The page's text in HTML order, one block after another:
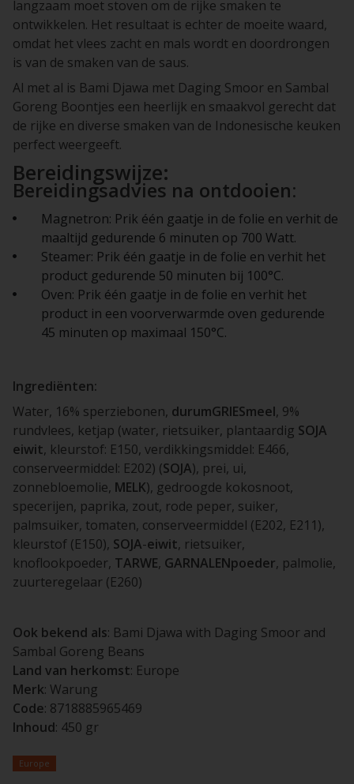
langzaam moet stoven om de rijke smaken te
ontwikkelen. Het resultaat is echter de moeite waard,
omdat het vlees zacht en mals wordt en doordrongen
is van de smaken van de saus.
Al met al is Bami Djawa met Daging Smoor en Sambal
Goreng Boontjes een heerlijk en smaakvol gerecht dat
de rijke en diverse smaken van de Indonesische keuken
perfect weergeeft.
Bereidingswijze:
Bereidingsadvies na ontdooien:
Magnetron: Prik één gaatje in de folie en verhit de
maaltijd gedurende 6 minuten op 700 Watt.
Steamer: Prik één gaatje in de folie en verhit het
product gedurende 50 minuten bij 100°C.
Oven: Prik één gaatje in de folie en verhit het
product in een voorverwarmde oven gedurende
45 minuten op maximaal 150°C.
Ingrediënten:
Water, 16% sperziebonen, durumGRIESmeel, 9%
rundvlees, ketjap (water, rietsuiker, plantaardig SOJA
eiwit, kleurstof: E150, verdikkingsmiddel: E466,
conserveermiddel: E202) (SOJA), prei, ui,
zonnebloemolie, MELK), gedroogde kokosnoot,
specerijen, paprika, zout, rode peper, suiker,
palmsuiker, tomaten, conserveermiddel (E202, E211),
kleurstof (E150), SOJA-eiwit, rietsuiker,
knoflookpoeder, TARWE, GARNALENpoeder, palmolie,
zuurteregelaar (E260)
Ook bekend als: Bami Djawa with Daging Smoor and
Sambal Goreng Beans
Land van herkomst: Europe
Merk: Warung
Code: 8718885965469
Inhoud: 450 gr
Europe